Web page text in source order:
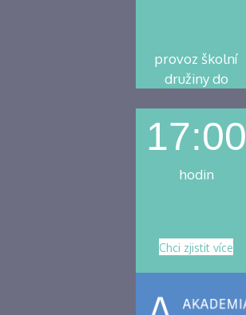
provoz školní
družiny do
17:00
hodin
Chci zjistit více